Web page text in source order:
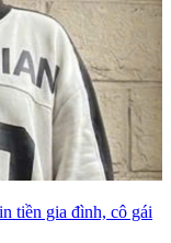
tiền gia đình, cô gái